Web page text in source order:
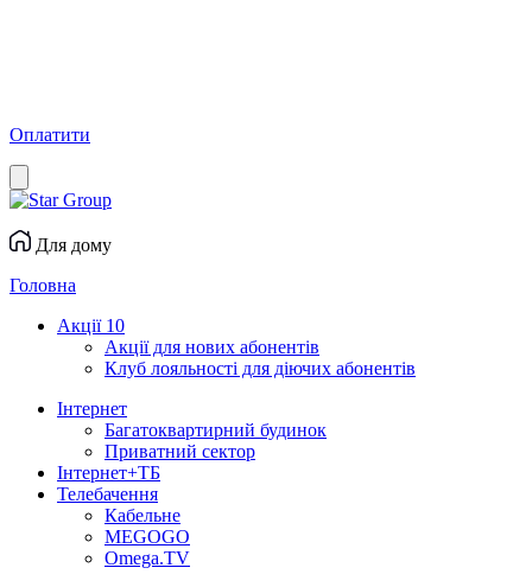
Оплатити
Для дому
Головна
Акції 10
Акції для нових абонентів
Клуб лояльності для діючих абонентів
Інтернет
Багатоквартирний будинок
Приватний сектор
Інтернет+ТБ
Телебачення
Кабельне
MEGOGO
Omega.TV